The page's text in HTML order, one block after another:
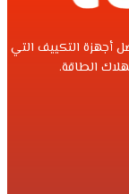
أجهزة التكييف التي
الطاقة.